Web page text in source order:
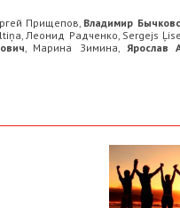
Прищепов, Владимир
,Леонид Радченко, Sergejs
, Марина Зимина, Ярослав